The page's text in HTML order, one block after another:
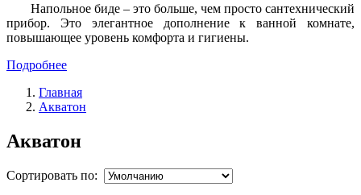
Напольное биде – это больше, чем просто сантехнический
прибор. Это элегантное дополнение к ванной комнате,
повышающее уровень комфорта и гигиены.
Подробнее
Главная
Акватон
Акватон
Сортировать по: